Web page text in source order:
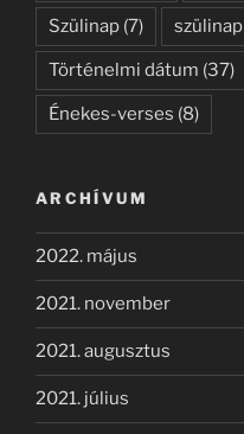
Szülinap (7) szülinap
Történelmi dátum (37)
Énekes-verses (8)
ARCHÍVUM
2022. május
2021. november
2021. augusztus
2021. július